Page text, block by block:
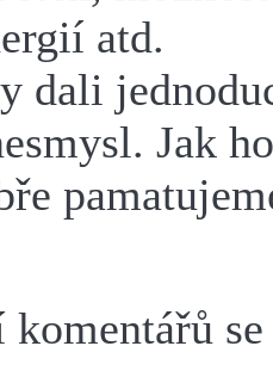
atd.
dali
Jak
komentářů